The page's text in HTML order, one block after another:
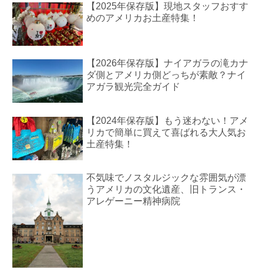
【2025年保存版】現地スタッフおすす
めのアメリカお土産特集！
【2026年保存版】ナイアガラの滝カナ
ダ側とアメリカ側どっちが素敵？ナイ
アガラ観光完全ガイド
【2024年保存版】もう迷わない！アメ
リカで簡単に買えて喜ばれる大人気お
土産特集！
不気味でノスタルジックな雰囲気が漂
うアメリカの文化遺産、旧トランス・
アレゲーニー精神病院